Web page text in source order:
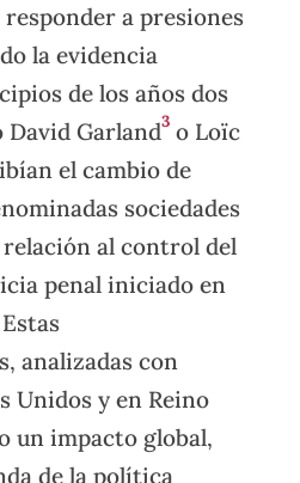
responder a presiones
la evidencia
de los años dos
Garland3o Loïc
el cambio de
sociedades
al control del
penal iniciado en
analizadas con
Unidos y en Reino
un impacto global,
de la política